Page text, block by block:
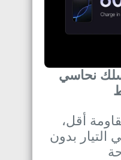
نحاسي
أقل،
بدون